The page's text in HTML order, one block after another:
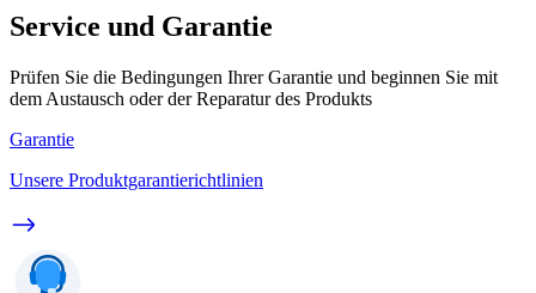
Service und Garantie
Prüfen Sie die Bedingungen Ihrer Garantie und beginnen Sie mit
dem Austausch oder der Reparatur des Produkts
Garantie
Unsere Produktgarantierichtlinien